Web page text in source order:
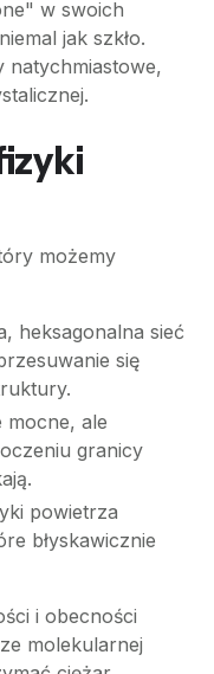
w swoich
jak szkło.
natychmiastowe,
możemy
heksagonalna sieć
się
mocne, ale
granicy
powietrza
błyskawicznie
i obecności
molekularnej